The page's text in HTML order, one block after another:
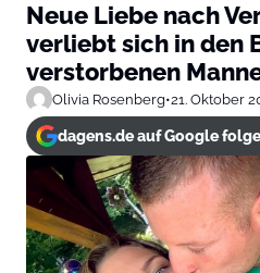
Neue Liebe nach
verliebt sich in den
verstorbenen
Olivia Rosenberg•21. Oktober
dagens.de auf Google